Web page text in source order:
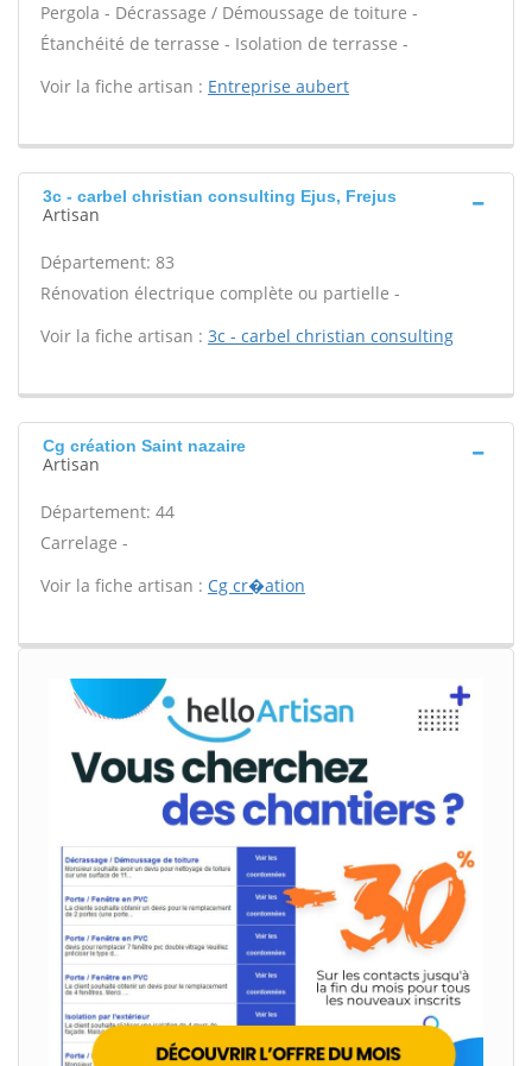
Pergola - Décrassage / Démoussage de toiture -
Étanchéité de terrasse - Isolation de terrasse -
Voir la fiche artisan : Entreprise aubert
3c - carbel christian consulting Ejus, Frejus
Artisan
Département: 83
Rénovation électrique complète ou partielle -
Voir la fiche artisan : 3c - carbel christian consulting
Cg création Saint nazaire
Artisan
Département: 44
Carrelage -
Voir la fiche artisan : Cg cr�ation